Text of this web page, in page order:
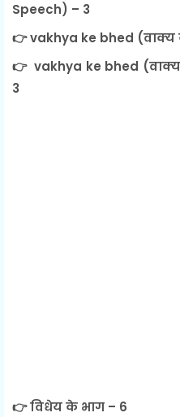
Speech) – 3
👉 vakhya ke bhed
👉 vakhya ke bhed
3
👉 विधेय के भाग – 6